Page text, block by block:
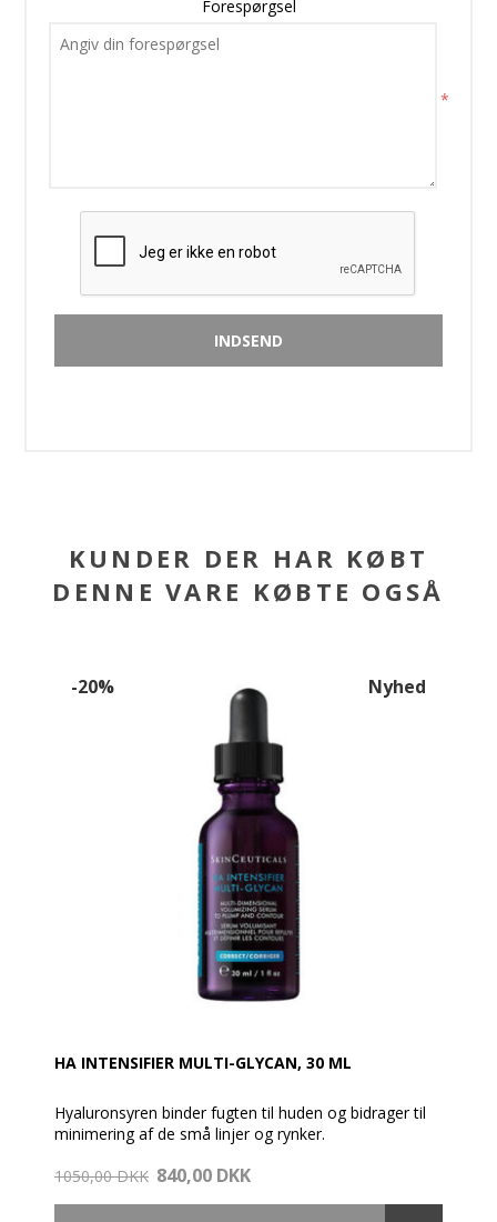
Forespørgsel
*
KUNDER DER HAR KØBT
DENNE VARE KØBTE OGSÅ
-20% Nyhed
HA INTENSIFIER MULTI-GLYCAN, 30 ML
Hyaluronsyren binder fugten til huden og bidrager til
minimering af de små linjer og rynker.
HA Intensifier Multi-Glycan er et næstegenerations
1050,00 DKK 840,00 DKK